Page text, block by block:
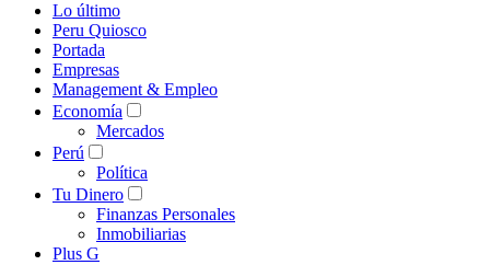
Lo último
Peru Quiosco
Portada
Empresas
Management & Empleo
Economía
Mercados
Perú
Política
Tu Dinero
Finanzas Personales
Inmobiliarias
Plus G